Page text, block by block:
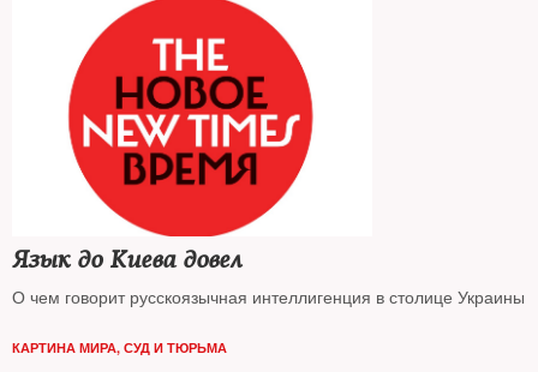
Язык до Киева довел
О чем говорит русскоязычная интеллигенция в столице Украины
КАРТИНА МИРА, СУД И ТЮРЬМА